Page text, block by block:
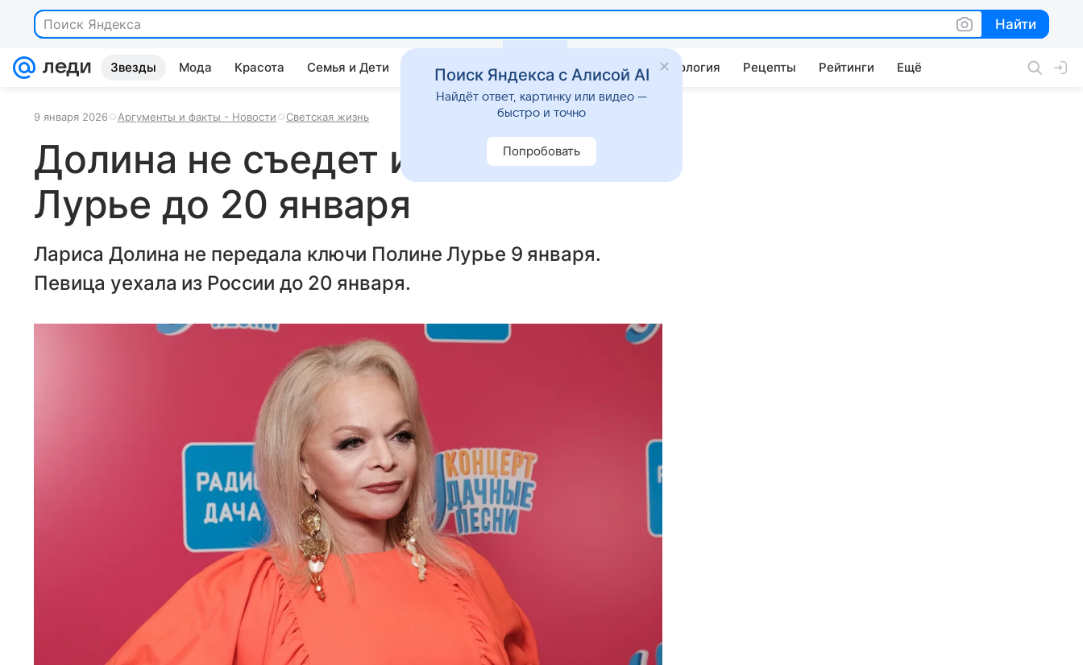
Поиск Яндекса Найти
Найти
Звезды Мода Красота Семья и Дети Дом Гороскопы Стиль жизни Психология Рецепты Рейтинги Ещё
9 января 2026 Аргументы и факты - Новости Светская жизнь
Долина не съедет из квартиры
Лурье до 20 января
Лариса Долина не передала ключи Полине Лурье 9 января.
Певица уехала из России до 20 января.
Поиск Яндекса с Алисой AI
Найдёт ответ, картинку или видео —
быстро и точно
Попробовать